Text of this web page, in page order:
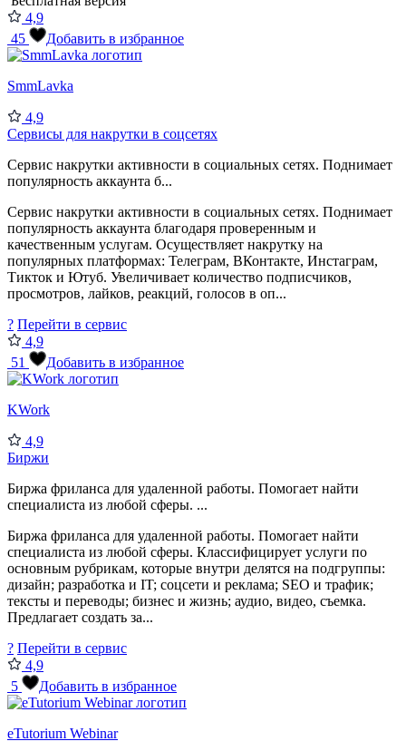
4,9
45
Добавить в избранное
SmmLavka
4,9
Сервисы для накрутки в соцсетях
Сервис накрутки активности в социальных сетях. Поднимает
популярность аккаунта б...
Сервис накрутки активности в социальных сетях. Поднимает
популярность аккаунта благодаря проверенным и
качественным услугам. Осуществляет накрутку на
популярных платформах: Телеграм, ВКонтакте, Инстаграм,
Тикток и Ютуб. Увеличивает количество подписчиков,
просмотров, лайков, реакций, голосов в оп...
? Перейти в сервис
4,9
51
Добавить в избранное
KWork
4,9
Биржи
Биржа фриланса для удаленной работы. Помогает найти
специалиста из любой сферы. ...
Биржа фриланса для удаленной работы. Помогает найти
специалиста из любой сферы. Классифицирует услуги по
основным рубрикам, которые внутри делятся на подгруппы:
дизайн; разработка и IT; соцсети и реклама; SEO и трафик;
тексты и переводы; бизнес и жизнь; аудио, видео, съемка.
Предлагает создать за...
? Перейти в сервис
4,9
5
Добавить в избранное
eTutorium Webinar